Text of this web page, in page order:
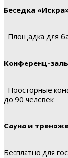
Беседка
Площадка для
Конференц-
Просторные
до 90 человек.
Сауна и
Бесплатно для